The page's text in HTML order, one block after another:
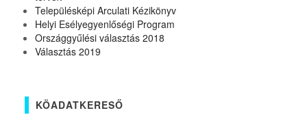
Településképi Arculati Kézikönyv
Helyi Esélyegyenlőségi Program
Országgyűlési választás 2018
Választás 2019
KÖADATKERESŐ